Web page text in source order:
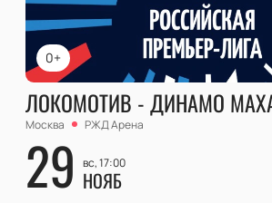
0+
ЛОКОМОТИВ - ДИНАМО
Москва РЖД Арена
29 вс, 17:00
НОЯБ